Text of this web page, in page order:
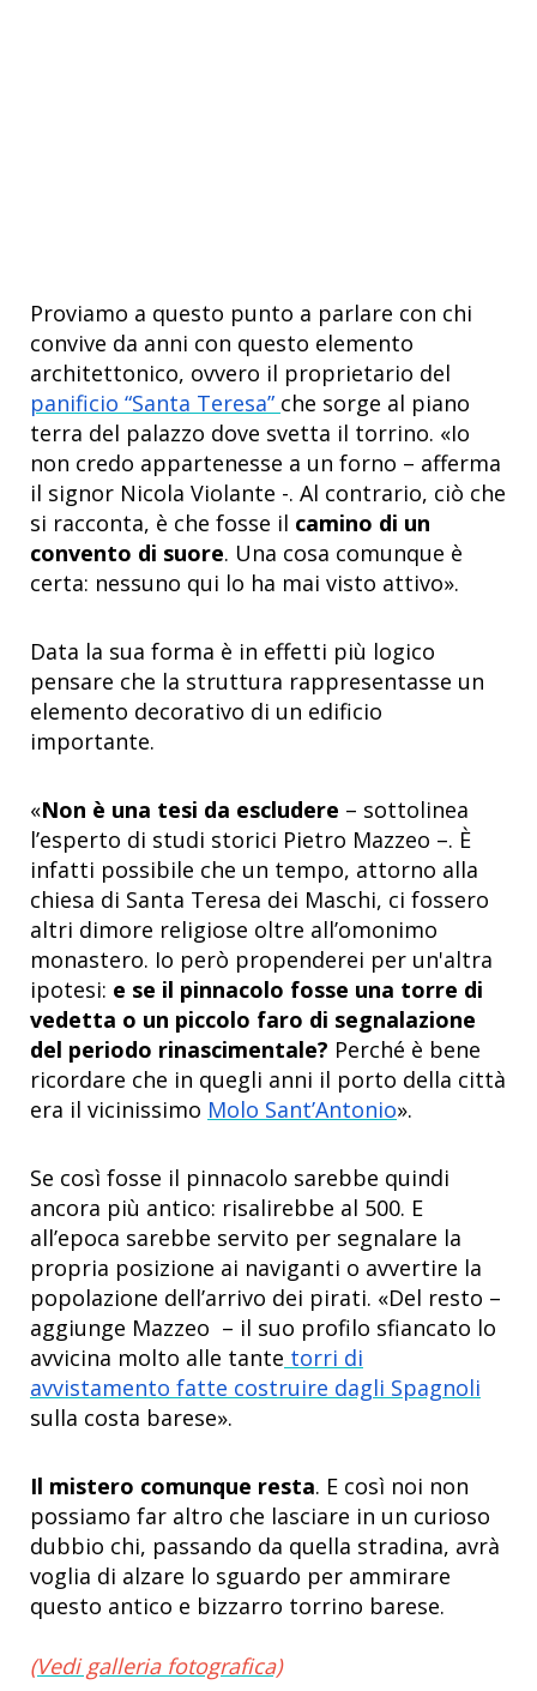
Proviamo a questo punto a parlare con chi
convive da anni con questo elemento
architettonico, ovvero il proprietario del
panificio “Santa Teresa” che sorge al piano
terra del palazzo dove svetta il torrino. «Io
non credo appartenesse a un forno – afferma
il signor Nicola Violante -. Al contrario, ciò che
si racconta, è che fosse il camino di un
convento di suore. Una cosa comunque è
certa: nessuno qui lo ha mai visto attivo».
Data la sua forma è in effetti più logico
pensare che la struttura rappresentasse un
elemento decorativo di un edificio
importante.
«Non è una tesi da escludere – sottolinea
l’esperto di studi storici Pietro Mazzeo –. È
infatti possibile che un tempo, attorno alla
chiesa di Santa Teresa dei Maschi, ci fossero
altri dimore religiose oltre all’omonimo
monastero. Io però propenderei per un'altra
ipotesi: e se il pinnacolo fosse una torre di
vedetta o un piccolo faro di segnalazione
del periodo rinascimentale? Perché è bene
ricordare che in quegli anni il porto della città
era il vicinissimo Molo Sant’Antonio».
Se così fosse il pinnacolo sarebbe quindi
ancora più antico: risalirebbe al 500. E
all’epoca sarebbe servito per segnalare la
propria posizione ai naviganti o avvertire la
popolazione dell’arrivo dei pirati. «Del resto –
aggiunge Mazzeo – il suo profilo sfiancato lo
avvicina molto alle tante torri di
avvistamento fatte costruire dagli Spagnoli
sulla costa barese».
Il mistero comunque resta. E così noi non
possiamo far altro che lasciare in un curioso
dubbio chi, passando da quella stradina, avrà
voglia di alzare lo sguardo per ammirare
questo antico e bizzarro torrino barese.
(Vedi galleria fotografica)